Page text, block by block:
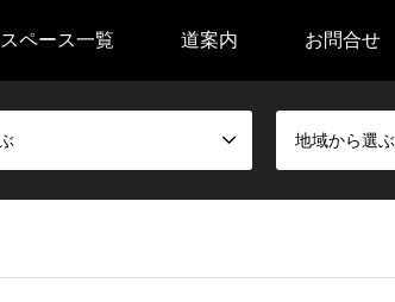
スペース一覧 道案内 お問合せ
地域から選ぶ